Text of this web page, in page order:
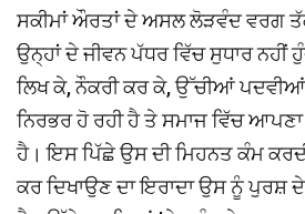
ਸਕੀਮਾਂ ਔਰਤਾਂ ਦੇ ਅਸਲ ਲੋੜਵੰਦ ਵਰਗ
ਉਨ੍ਹਾਂ ਦੇ ਜੀਵਨ ਪੱਧਰ ਵਿੱਚ ਸੁਧਾਰ
ਲਿਖ ਕੇ, ਨੌਕਰੀ ਕਰ ਕੇ, ਉੱਚੀਆਂ
ਨਿਰਭਰ ਹੋ ਰਹੀ ਹੈ ਤੇ ਸਮਾਜ ਵਿੱਚ ਆਪਣਾ
ਹੈ। ਇਸ ਪਿੱਛੇ ਉਸ ਦੀ ਮਿਹਨਤ ਕੰਮ
ਕਰ ਦਿਖਾਉਣ ਦਾ ਇਰਾਦਾ ਉਸ ਨੂੰ ਪੁਰਸ਼